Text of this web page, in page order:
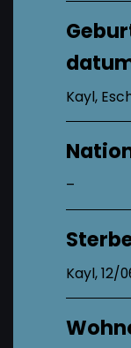
Kayl,
–
Kayl, 12/